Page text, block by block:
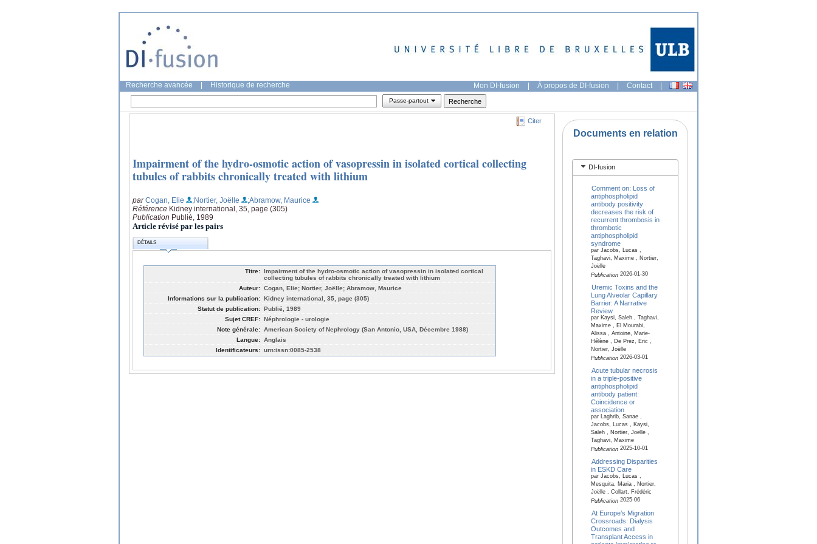
Recherche avancée Historique de recherche Mon DI-fusion | À propos de DI-fusion | Contact |
Passe-partout
Citer
Impairment of the hydro-osmotic action of vasopressin in isolated cortical collecting
tubules of rabbits chronically treated with lithium
parCogan, Elie ;Nortier, Joëlle
;Abramow, Maurice
Référence Kidney international, 35, page (305)
Publication Publié, 1989
Article révisé par les pairs
DÉTAILS
Titre: Impairment of the hydro-osmotic action of vasopressin in isolated cortical
collecting tubules of rabbits chronically treated with lithium
Auteur: Cogan, Elie; Nortier, Joëlle; Abramow, Maurice
Informations sur la publication: Kidney international, 35, page (305)
Statut de publication: Publié, 1989
Sujet CREF: Néphrologie - urologie
Note générale: American Society of Nephrology (San Antonio, USA, Décembre 1988)
Langue: Anglais
Identificateurs: urn:issn:0085-2538
Documents en relation
DI-fusion
Comment on: Loss of
antiphospholipid
antibody positivity
decreases the risk of
recurrent thrombosis in
thrombotic
antiphospholipid
syndrome
par Jacobs, Lucas ,
Taghavi, Maxime , Nortier,
Joëlle
Publication2026-01-30
Uremic Toxins and the
Lung Alveolar Capillary
Barrier: A Narrative
Review
par Kaysi, Saleh , Taghavi,
Maxime , El Mourabi,
Alissa , Antoine, Marie-
Hélène , De Prez, Eric ,
Nortier, Joëlle
Publication2026-03-01
Acute tubular necrosis
in a triple-positive
antiphospholipid
antibody patient:
Coincidence or
association
par Laghrib, Sanae ,
Jacobs, Lucas , Kaysi,
Saleh , Nortier, Joëlle ,
Taghavi, Maxime
Publication2025-10-01
Addressing Disparities
in ESKD Care
par Jacobs, Lucas ,
Mesquita, Maria , Nortier,
Joëlle , Collart, Frédéric
Publication2025-06
At Europe’s Migration
Crossroads: Dialysis
Outcomes and
Transplant Access in